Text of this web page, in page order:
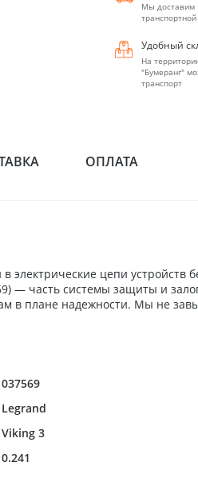
Мы доставим
Удобный
На
"Бумеранг"
транспорт
ОПЛАТА
электрические цепи
— часть системы защиты и
в плане надежности. Мы не
037569
Legrand
Viking 3
0.241